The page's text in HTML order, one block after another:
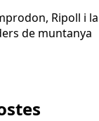
Ripoll i la
de muntanya